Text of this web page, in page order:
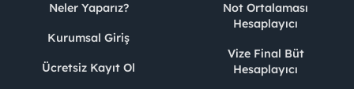
Neler Yaparız?
Kurumsal Giriş
Ücretsiz Kayıt Ol
Not Ortalaması
Hesaplayıcı
Vize Final Büt
Hesaplayıcı